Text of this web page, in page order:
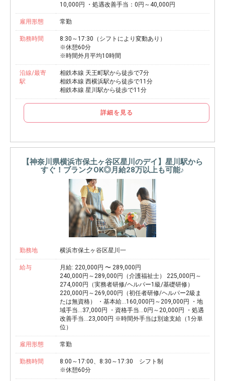
10,000円 ・処遇改善手当：0円～40,000円
雇用形態 常勤
勤務時間
8:30～17:30（シフトにより変動あり）
※休憩60分
※時間外月平均10時間
沿線/最寄
駅
相鉄本線 天王町駅から徒歩で7分
相鉄本線 西横浜駅から徒歩で11分
相鉄本線 星川駅から徒歩で11分
詳細を見る
【神奈川県横浜市保土ヶ谷区星川のデイ】星川駅から
すぐ！ブランクOK◎月給28万以上も可能♪
勤務地 横浜市保土ヶ谷区星川一
給与
月給: 220,000円 〜 289,000円
240,000円～289,000円（介護福祉士） 225,000円～
274,000円（実務者研修/ヘルパー1級/基礎研修）
220,000円～269,000円（初任者研修/ヘルパー2級ま
たは無資格） ・基本給…160,000円～209,000円 ・地
域手当…37,000円 ・資格手当…0円～20,000円 ・処遇
改善手当…23,000円 ※時間外手当は別途支給（1分単
位）
雇用形態 常勤
勤務時間
8:00～17:00、8:30～17:30 シフト制
※休憩60分